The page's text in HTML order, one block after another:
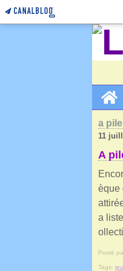
Home
a
11
A
èque
a
Posté
Tags: